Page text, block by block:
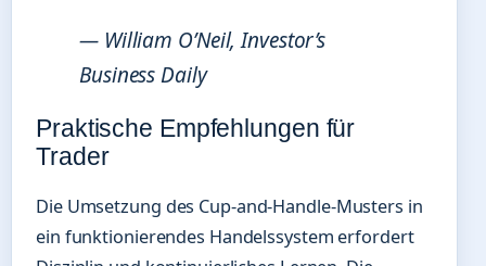
— William O’Neil, Investor’s
Business Daily
Praktische Empfehlungen für
Trader
Die Umsetzung des Cup-and-Handle-Musters in
ein funktionierendes Handelssystem erfordert